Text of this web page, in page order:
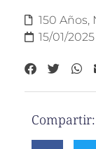
150 Años,
15/01/2025
Compartir: